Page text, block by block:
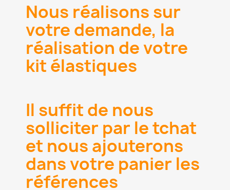
Nous réalisons sur
votre demande, la
réalisation de votre
kit élastiques
Il suffit de nous
solliciter par le tchat
et nous ajouterons
dans votre panier les
références